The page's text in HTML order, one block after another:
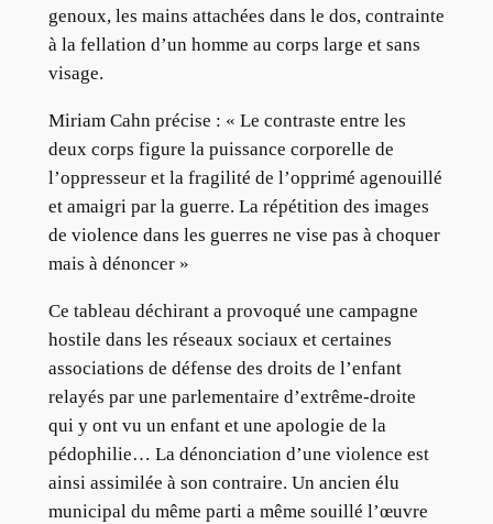
genoux, les mains attachées dans le dos, contrainte
à la fellation d’un homme au corps large et sans
visage.
Miriam Cahn précise : « Le contraste entre les
deux corps figure la puissance corporelle de
l’oppresseur et la fragilité de l’opprimé agenouillé
et amaigri par la guerre. La répétition des images
de violence dans les guerres ne vise pas à choquer
mais à dénoncer »
Ce tableau déchirant a provoqué une campagne
hostile dans les réseaux sociaux et certaines
associations de défense des droits de l’enfant
relayés par une parlementaire d’extrême-droite
qui y ont vu un enfant et une apologie de la
pédophilie… La dénonciation d’une violence est
ainsi assimilée à son contraire. Un ancien élu
municipal du même parti a même souillé l’œuvre